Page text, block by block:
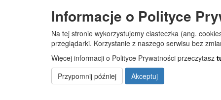
Baza noclegowa
JEDNOSTKI
ORGANIZACYJNE
Żłobek Gminny „PUCHATEK”
👉
Informacje o Polityce
Na tej stronie wykorzystujemy ciasteczka (ang.
przeglądarki. Korzystanie z naszego serwisu bez
Więcej informacji o Polityce Prywatności przeczytasz
Przypomnij później
Akceptuj